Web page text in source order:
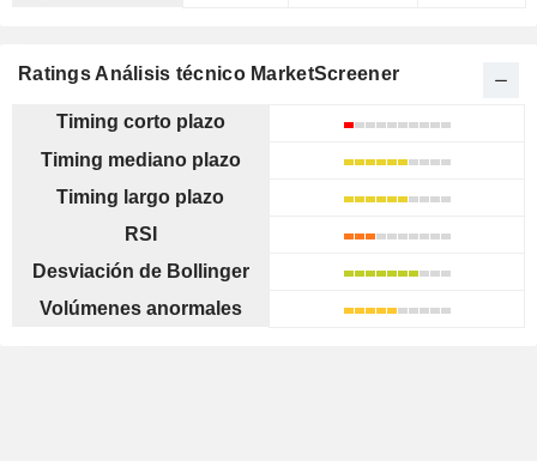
Ratings Análisis técnico MarketScreener
Timing corto plazo
Timing mediano plazo
Timing largo plazo
RSI
Desviación de Bollinger
Volúmenes anormales